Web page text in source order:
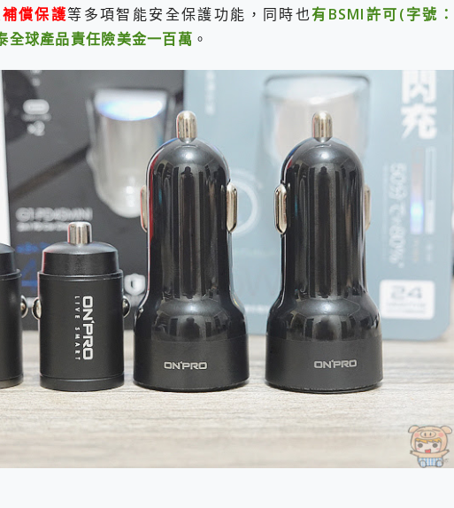
償保護等多項智能安全保護功能，同時也有BSMI許可(字號：
全球產品責任險美金一百萬 。